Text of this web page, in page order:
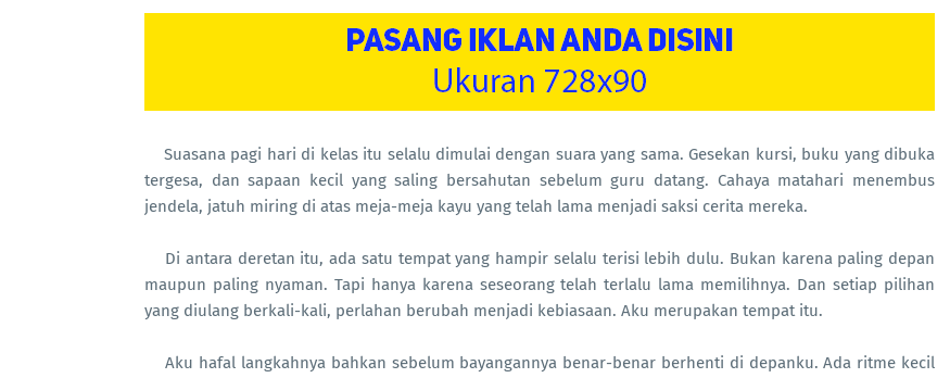
Suasana pagi hari di kelas itu selalu dimulai dengan suara yang sama. Gesekan kursi, buku yang dibuka
tergesa, dan sapaan kecil yang saling bersahutan sebelum guru datang. Cahaya matahari menembus
jendela, jatuh miring di atas meja-meja kayu yang telah lama menjadi saksi cerita mereka.
Di antara deretan itu, ada satu tempat yang hampir selalu terisi lebih dulu. Bukan karena paling depan
maupun paling nyaman. Tapi hanya karena seseorang telah terlalu lama memilihnya. Dan setiap pilihan
yang diulang berkali-kali, perlahan berubah menjadi kebiasaan. Aku merupakan tempat itu.
Aku hafal langkahnya bahkan sebelum bayangannya benar-benar berhenti di depanku. Ada ritme kecil